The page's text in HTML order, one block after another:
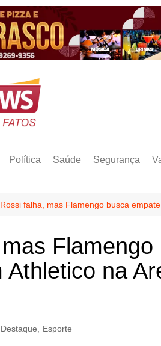
Política Saúde Segurança
Rossi falha, mas Flamengo busca
Flamengo
Athletico na
Destaque Esporte